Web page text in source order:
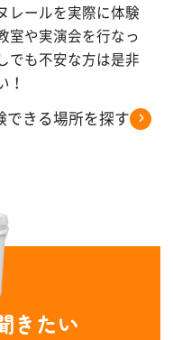
レールを実際に体験
室や実演会を行なっ
でも不安な方は是非
！
できる場所を探す
きたい